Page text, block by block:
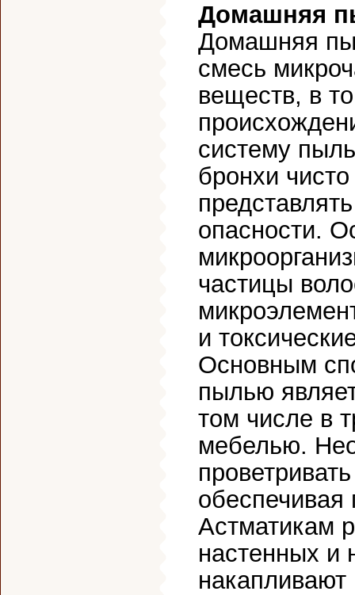
Домашняя
Домашняя
смесь
веществ, в
систему
бронхи
опасности.
частицы
и
Основным
пылью
том числе в
мебелью.
обеспечивая
Астматикам
настенных и